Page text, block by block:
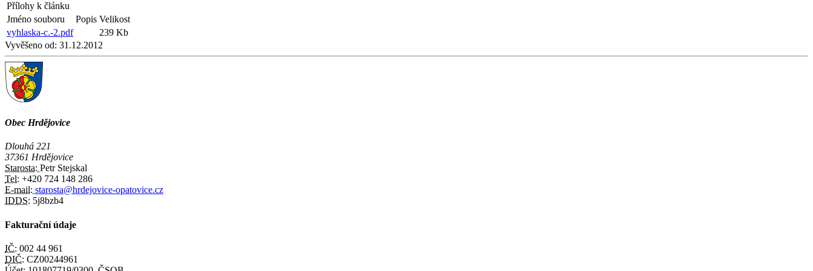
Přílohy k článku
Jméno souboru
Popis Velikost
vyhlaska-c.-2.pdf
239 Kb
Vyvěšeno od: 31.12.2012
Obec Hrdějovice
Dlouhá 221
37361 Hrdějovice
Starosta: Petr Stejskal
Tel: +420 724 148 286
E-mail: starosta@hrdejovice-opatovice.cz
IDDS: 5j8bzb4
Fakturační údaje
IČ: 002 44 961
DIČ: CZ00244961